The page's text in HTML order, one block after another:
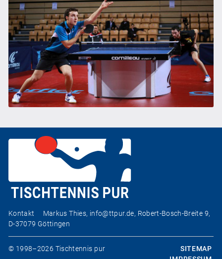
Kontakt Markus Thies, info@ttpur.de, Robert-Bosch-Breite 9,
D-37079 Göttingen
© 1998–2026 Tischtennis pur
SITEMAP